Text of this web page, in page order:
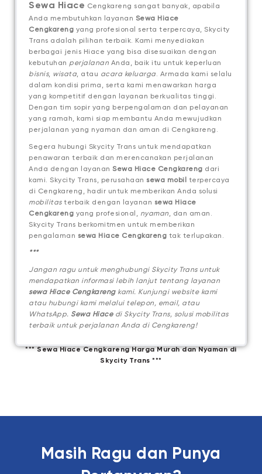
Sewa Hiace Cengkareng sangat banyak, apabila
Anda membutuhkan layanan Sewa Hiace
Cengkareng yang profesional serta terpercaya, Skycity
Trans adalah pilihan terbaik. Kami menyediakan
berbagai jenis Hiace yang bisa disesuaikan dengan
kebutuhan perjalanan Anda, baik itu untuk keperluan
bisnis, wisata, atau acara keluarga. Armada kami selalu
dalam kondisi prima, serta kami menawarkan harga
yang kompetitif dengan layanan berkualitas tinggi.
Dengan tim sopir yang berpengalaman dan pelayanan
yang ramah, kami siap membantu Anda mewujudkan
perjalanan yang nyaman dan aman di Cengkareng.
Segera hubungi Skycity Trans untuk mendapatkan
penawaran terbaik dan merencanakan perjalanan
Anda dengan layananSewa Hiace Cengkareng dari
kami.Skycity Trans, perusahaansewa mobil
terpercaya
di Cengkareng, hadir untuk memberikan Anda solusi
mobilitasterbaik dengan layanan sewa Hiace
Cengkareng yang profesional, nyaman, dan aman.
Skycity Trans berkomitmen untuk memberikan
pengalaman sewa Hiace Cengkareng tak terlupakan.
***
Jangan ragu untuk menghubungi Skycity Trans untuk
mendapatkan informasi lebih lanjut tentang layanan
sewa Hiace Cengkareng kami. Kunjungi website kami
atau hubungi kami melalui telepon, email, atau
WhatsApp. Sewa Hiacedi Skycity Trans, solusi mobilitas
terbaik untuk perjalanan Anda di Cengkareng!
*** Sewa Hiace Cengkareng Harga Murah dan Nyaman di
Skycity Trans ***
Masih Ragu dan Punya